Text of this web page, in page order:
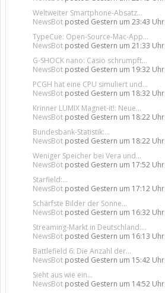
Weltweiter Smartphone-Absatz...
NewsBot posted Gestern um 23:43 Uhr
TypeCue: Open-Source-Mac-App...
NewsBot posted Gestern um 21:33 Uhr
G-SHOCK nano: Casio schrumpft...
NewsBot posted Gestern um 19:32 Uhr
PCGH hat eine CPU simuliert und...
NewsBot posted Gestern um 18:32 Uhr
Krinner LUMIX Magnet-it!: Neue...
NewsBot posted Gestern um 18:22 Uhr
Bundesbank-Statistik:...
NewsBot posted Gestern um 18:22 Uhr
Weniger Speicher bei Vera und...
NewsBot posted Gestern um 17:52 Uhr
Starfield:...
NewsBot posted Gestern um 17:12 Uhr
Schärfste Bilder der Sonne...
NewsBot posted Gestern um 16:32 Uhr
Streaming-Markt in Deutschland:...
NewsBot posted Gestern um 16:13 Uhr
Battlefield 6: Die Anzahl der...
NewsBot posted Gestern um 15:42 Uhr
Sieht aus wie ein...
NewsBot posted Gestern um 14:52 Uhr